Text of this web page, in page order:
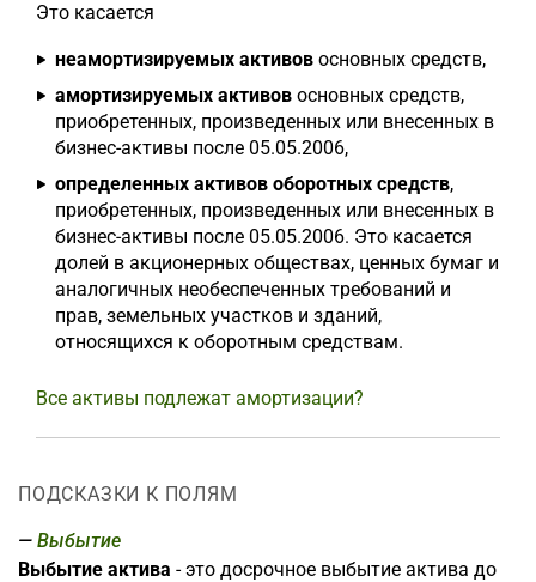
Это касается
неамортизируемых активов основных средств,
амортизируемых активов основных средств,
приобретенных, произведенных или внесенных в
бизнес-активы после 05.05.2006,
определенных активов оборотных средств,
приобретенных, произведенных или внесенных в
бизнес-активы после 05.05.2006. Это касается
долей в акционерных обществах, ценных бумаг и
аналогичных необеспеченных требований и
прав, земельных участков и зданий,
относящихся к оборотным средствам.
Все активы подлежат амортизации?
ПОДСКАЗКИ К ПОЛЯМ
Выбытие
Выбытие актива - это досрочное выбытие актива до